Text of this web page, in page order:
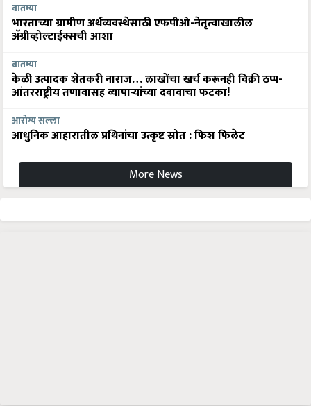
बातम्या
भारताच्या ग्रामीण अर्थव्यवस्थेसाठी एफपीओ-नेतृत्वाखालील
अ‍ॅग्रीव्होल्टाईक्सची आशा
बातम्या
केळी उत्पादक शेतकरी नाराज… लाखोंचा खर्च करूनही विक्री ठप्प-
आंतरराष्ट्रीय तणावासह व्यापाऱ्यांच्या दबावाचा फटका!
आरोग्य सल्ला
आधुनिक आहारातील प्रथिनांचा उत्कृष्ट स्रोत : फिश फिलेट
More News